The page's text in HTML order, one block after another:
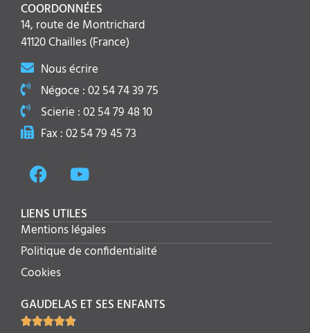
COORDONNÉES
14, route de Montrichard
41120 Chailles (France)
Nous écrire
Négoce : 02 54 74 39 75
Scierie : 02 54 79 48 10
Fax : 02 54 79 45 73
LIENS UTILES
Mentions légales
Politique de confidentialité
Cookies
GAUDELAS ET SES ENFANTS
